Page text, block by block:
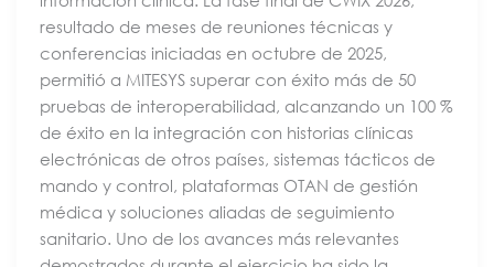
resultado de meses de reuniones técnicas y
conferencias iniciadas en octubre de 2025,
permitió a MITESYS superar con éxito más de 50
pruebas de interoperabilidad, alcanzando un 100 %
de éxito en la integración con historias clínicas
electrónicas de otros países, sistemas tácticos de
mando y control, plataformas OTAN de gestión
médica y soluciones aliadas de seguimiento
sanitario. Uno de los avances más relevantes